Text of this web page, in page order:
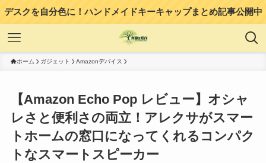
デスクを自分色に！ハンドメイドキーキャップまとめ記事公開中
ホーム ガジェット Amazonデバイス
【Amazon Echo Pop レビュー】オシャ
レさと便利さの両立！アレクサがスマー
トホームの窓口になってくれるコンパク
トなスマートスピーカー